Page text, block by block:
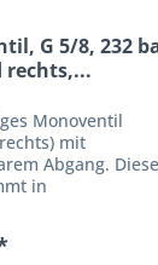
G 5/8, 232
rechts,...
Monoventil
mit
Abgang.
in
als